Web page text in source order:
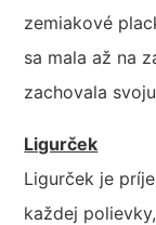
zemiakové
sa mala až na
zachovala
Ligurček
Ligurček je
každej